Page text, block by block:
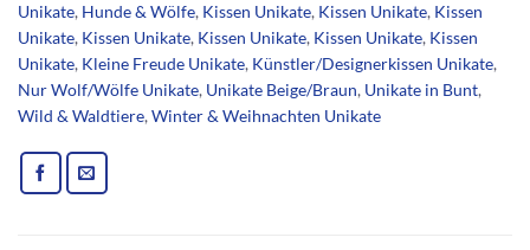
Unikate, Hunde & Wölfe, Kissen Unikate, Kissen Unikate, Kissen
Unikate, Kissen Unikate, Kissen Unikate, Kissen Unikate, Kissen
Unikate, Kleine Freude Unikate, Künstler/Designerkissen Unikate,
Nur Wolf/Wölfe Unikate, Unikate Beige/Braun, Unikate in Bunt,
Wild & Waldtiere,Winter & Weihnachten Unikate